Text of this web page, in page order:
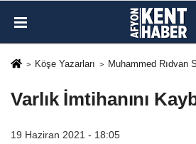
Köşe Yazarları Muhammed Rıdvan
Varlık İmtihanını
19 Haziran 2021 - 18:05